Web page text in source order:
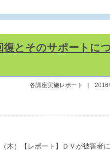
復とそのサポートに
各講座実施レポート 2016
木）【レポート】ＤＶが被害者